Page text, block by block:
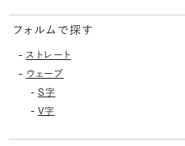
フォルムで探す
- ストレート
- ウェーブ
- S字
- V字